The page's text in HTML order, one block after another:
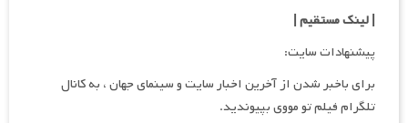
| لینک مستقیم|
پیشنهادات سایت:
برای باخبر شدن از آخرین اخبار سایت و سینمای جهان ، به کانال
تلگرام فیلم تو مووی بپیوندید.